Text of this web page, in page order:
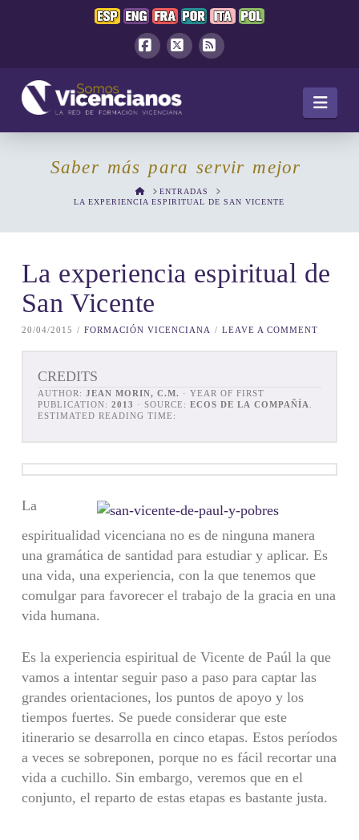
Saber más para servir mejor
HOMEENTRADAS
LA EXPERIENCIA ESPIRITUAL DE SAN VICENTE
La experiencia espiritual de
San Vicente
20/04/2015 FORMACIÓN VICENCIANA LEAVE A COMMENT
CREDITS
AUTHOR: JEAN MORIN, C.M.
PUBLICATION: 2013 · SOURCE: ECOS DE LA COMPAÑÍA
ESTIMATED READING TIME:
La
espiritualidad vicenciana no es de ninguna manera
una gramática de santidad para estudiar y aplicar. Es
una vida, una experiencia, con la que tenemos que
comulgar para favorecer el trabajo de la gracia en una
vida humana.
Es la experiencia espiritual de Vicente de Paúl la que
vamos a intentar seguir paso a paso para captar las
grandes orientaciones, los puntos de apoyo y los
tiempos fuertes. Se puede considerar que este
itinerario se desarrolla en cinco etapas. Estos períodos
a veces se sobreponen, porque no es fácil recortar una
vida a cuchillo. Sin embargo, veremos que en el
conjunto, el reparto de estas etapas es bastante justa.